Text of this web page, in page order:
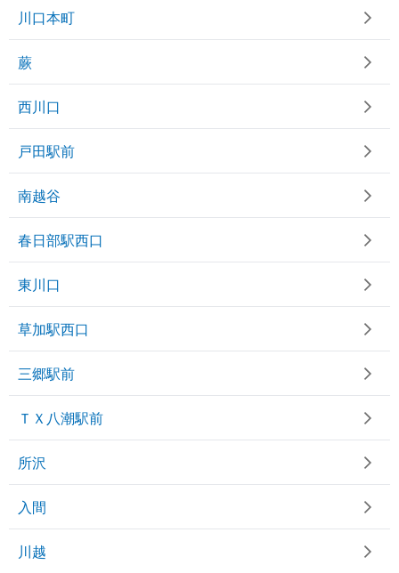
川口本町
蕨
西川口
戸田駅前
南越谷
春日部駅西口
東川口
草加駅西口
三郷駅前
ＴＸ八潮駅前
所沢
入間
川越